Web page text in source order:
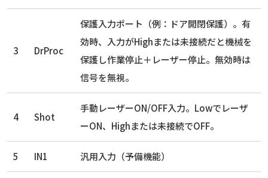
3 DrProc
保護入力ポート（例：ドア開閉保護）。有
効時、入力がHighまたは未接続だと機械を
保護し作業停止＋レーザー停止。無効時は
信号を無視。
4 Shot
手動レーザーON/OFF入力。Lowでレーザ
ーON、Highまたは未接続でOFF。
5 IN1 汎用入力（予備機能）